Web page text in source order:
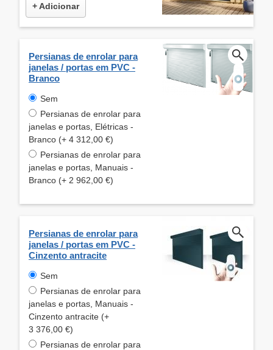
+ Adicionar
Persianas de enrolar para
janelas / portas em PVC -
Branco
Sem
Persianas de enrolar para
janelas e portas, Elétricas -
Branco (+ 4 312,00 €)
Persianas de enrolar para
janelas e portas, Manuais -
Branco (+ 2 962,00 €)
Persianas de enrolar para
janelas / portas em PVC -
Cinzento antracite
Sem
Persianas de enrolar para
janelas e portas, Manuais -
Cinzento antracite (+
3 376,00 €)
Persianas de enrolar para